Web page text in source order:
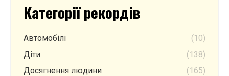
Категорії рекордів
Автомобілі
(10)
Діти
(138)
Досягнення людини
(165)